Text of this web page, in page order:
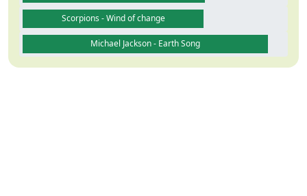
Scorpions - Wind of change
Michael Jackson - Earth Song